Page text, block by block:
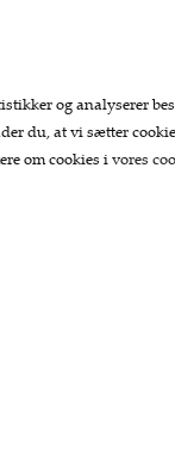
og analyserer
du, at vi sætter
om cookies i vores